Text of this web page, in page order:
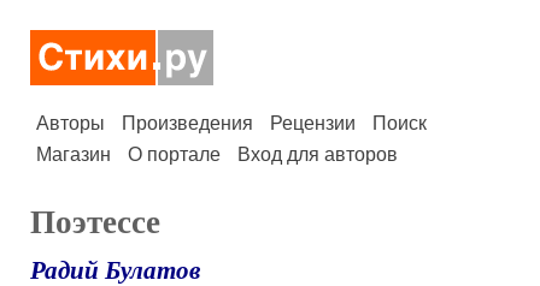
Авторы Произведения Рецензии
Поиск
Магазин
О портале Вход для авторов
Поэтессе
Радий Булатов